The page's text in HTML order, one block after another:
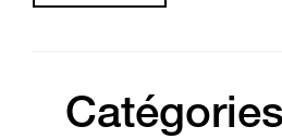
Catégories